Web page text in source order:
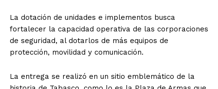
La dotación de unidades e implementos busca
fortalecer la capacidad operativa de las corporaciones
de seguridad, al dotarlos de más equipos de
protección, movilidad y comunicación.
La entrega se realizó en un sitio emblemático de la